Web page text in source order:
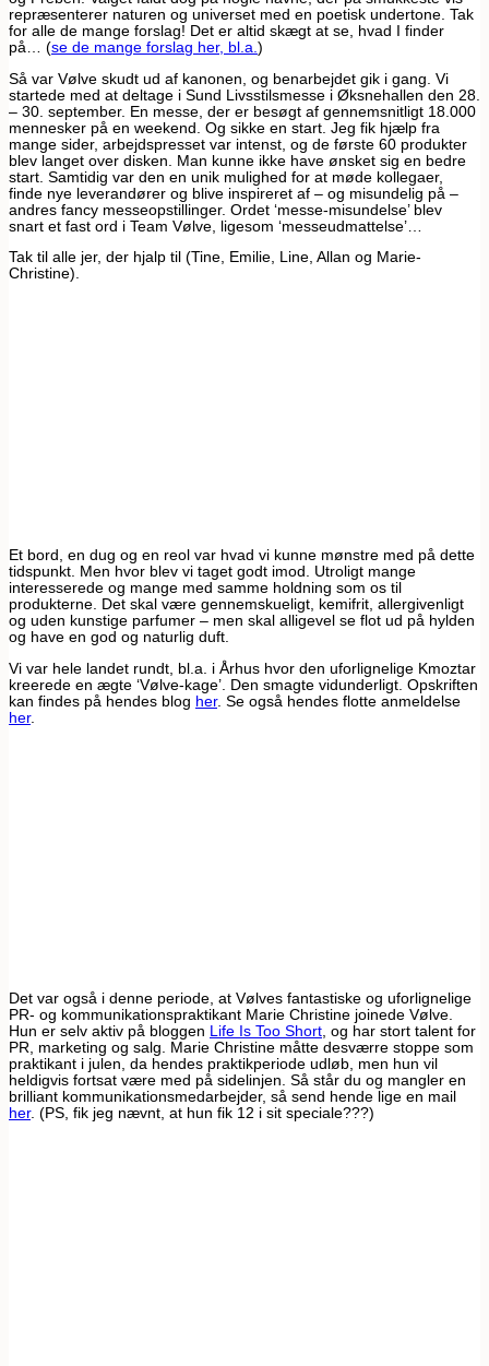
repræsenterer naturen og universet med en poetisk undertone. Tak
for alle de mange forslag! Det er altid skægt at se, hvad I finder
på… (se de mange forslag her, bl.a. )
Så var Vølve skudt ud af kanonen, og benarbejdet gik i gang. Vi
startede med at deltage i Sund Livsstilsmesse i Øksnehallen den 28.
– 30. september. En messe, der er besøgt af gennemsnitligt 18.000
mennesker på en weekend. Og sikke en start. Jeg fik hjælp fra
mange sider, arbejdspresset var intenst, og de første 60 produkter
blev langet over disken. Man kunne ikke have ønsket sig en bedre
start. Samtidig var den en unik mulighed for at møde kollegaer,
finde nye leverandører og blive inspireret af – og misundelig på –
andres fancy messeopstillinger. Ordet ‘messe-misundelse’ blev
snart et fast ord i Team Vølve, ligesom ‘messeudmattelse’…
Tak til alle jer, der hjalp til (Tine, Emilie, Line, Allan og Marie-
Christine).
Et bord, en dug og en reol var hvad vi kunne mønstre med på dette
tidspunkt. Men hvor blev vi taget godt imod. Utroligt mange
interesserede og mange med samme holdning som os til
produkterne. Det skal være gennemskueligt, kemifrit, allergivenligt
og uden kunstige parfumer – men skal alligevel se flot ud på hylden
og have en god og naturlig duft.
Vi var hele landet rundt, bl.a. i Århus hvor den uforlignelige Kmoztar
kreerede en ægte ‘Vølve-kage’. Den smagte vidunderligt. Opskriften
kan findes på hendes blog her. Se også hendes flotte anmeldelse
her.
Det var også i denne periode, at Vølves fantastiske og uforlignelige
PR- og kommunikationspraktikant Marie Christine joinede Vølve.
Hun er selv aktiv på bloggen Life Is Too Short, og har stort talent for
PR, marketing og salg. Marie Christine måtte desværre stoppe som
praktikant i julen, da hendes praktikperiode udløb, men hun vil
heldigvis fortsat være med på sidelinjen. Så står du og mangler en
brilliant kommunikationsmedarbejder, så send hende lige en mail
her. (PS, fik jeg nævnt, at hun fik 12 i sit speciale???)